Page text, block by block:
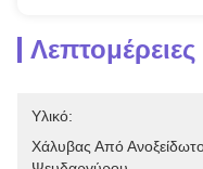
Λεπτομέρειες
Υλικό:
Χάλυβας Από